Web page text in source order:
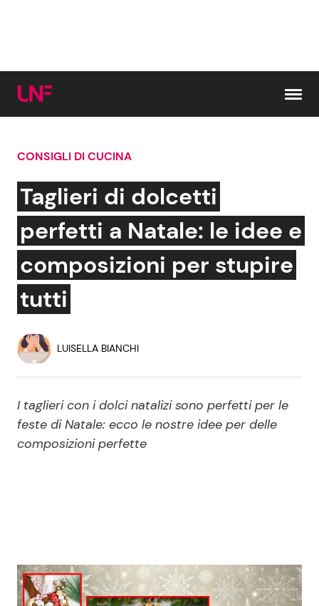
Cerca:
News e Cronaca
Attualità Italiana
Dal Mondo
Economia
Politica
Gossip e TV
Bellezze VIP
Reality e Talent
News Musica
CONSIGLI DI CUCINA
Taglieri di dolcetti
perfetti a Natale: le idee e
composizioni per stupire
tutti
LUISELLA BIANCHI
I taglieri con i dolci natalizi sono perfetti per le
feste di Natale: ecco le nostre idee per delle
composizioni perfette